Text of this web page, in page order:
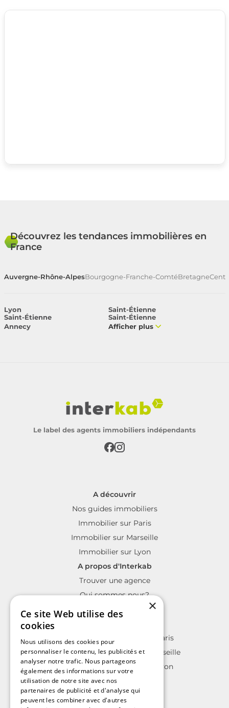
Découvrez les tendances immobilières en
France
Auvergne-Rhône-AlpesBourgogne-Franche-ComtéBretagne
Lyon
Saint-Étienne
Saint-Étienne
Saint-Étienne
Annecy
Afficher plus
Le label des agents immobiliers indépendants
A découvrir
Nos guides immobiliers
Immobilier sur Paris
Immobilier sur Marseille
Immobilier sur Lyon
A propos d'Interkab
Trouver une agence
Qui sommes nous?
La charte Interkab
Annonces immobilières sur Paris
Annonces immobilières sur Marseille
Annonces immobilières sur Lyon
×
Ce site Web utilise des
cookies
Nous utilisons des cookies pour
personnaliser le contenu, les publicités et
analyser notre trafic. Nous partageons
également des informations sur votre
utilisation de notre site avec nos
partenaires de publicité et d'analyse qui
peuvent les combiner avec d'autres